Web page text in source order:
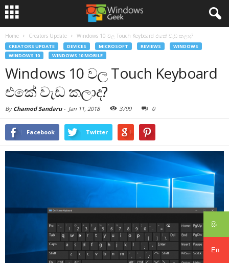
සිං
En
Home Creators Update Windows 10 වල Touch Keyboard එකේ වැඩ කලාද?
CREATORS UPDATE DEVICES MICROSOFT REVIEWS
WINDOWS
WINDOWS 10
WINDOWS 10 MOBILE
Windows 10 වල Touch Keyboard
එකේ වැඩ කලාද?
By Chamod Sandaru- Jan 11, 2018 3799 0
Facebook Twitter